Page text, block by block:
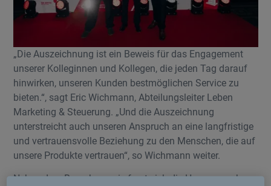
„Die Auszeichnung ist ein Beweis für das Engagement
unserer Kolleginnen und Kollegen, die jeden Tag darauf
hinwirken, unseren Kunden bestmöglichen Service zu
bieten.“, sagt Eric Wichmann, Abteilungsleiter Leben
Marketing & Steuerung. „Und die Auszeichnung
unterstreicht auch unseren Anspruch an eine langfristige
und vertrauensvolle Beziehung zu den Menschen, die auf
unsere Produkte vertrauen“, so Wichmann weiter.
Neben dem Branchenpreis freut sich die Hannoversche